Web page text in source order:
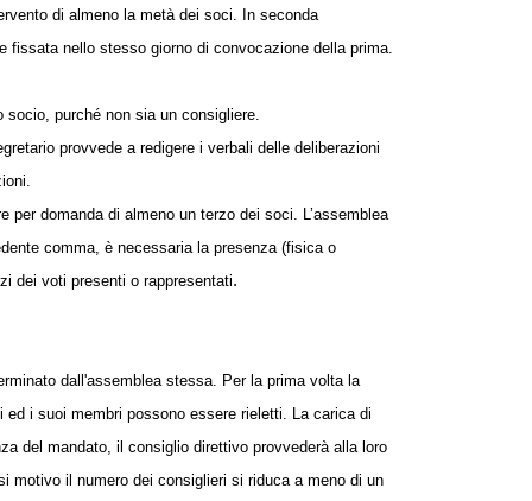
di almeno la metà dei soci. In seconda
fissata nello stesso giorno di convocazione della prima.
purché non sia un consigliere.
provvede a redigere i verbali delle deliberazioni
domanda di almeno un terzo dei soci. L’assemblea
comma, è necessaria la presenza (fisica o
dei voti presenti o rappresentati.
dall'assemblea stessa. Per la prima volta la
i suoi membri possono essere rieletti. La carica di
del mandato, il consiglio direttivo provvederà alla loro
motivo il numero dei consiglieri si riduca a meno di un